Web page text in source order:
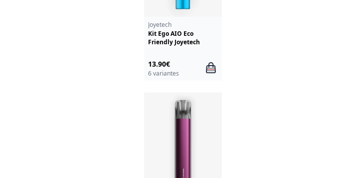
Joyetech
Kit Ego AIO Eco
Friendly Joyetech
13.90€
6 variantes